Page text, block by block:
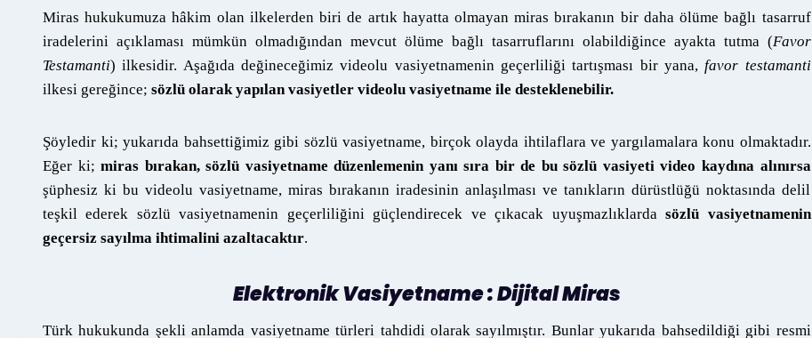
Miras hukukumuza hâkim olan ilkelerden biri de artık hayatta olmayan miras bırakanın bir daha ölüme bağlı tasarruf
iradelerini açıklaması mümkün olmadığından mevcut ölüme bağlı tasarruflarını olabildiğince ayakta tutma (Favor
Testamanti) ilkesidir. Aşağıda değineceğimiz videolu vasiyetnamenin geçerliliği tartışması bir yana,favor testamanti
ilkesi gereğince; sözlü olarak yapılan vasiyetler videolu vasiyetname ile desteklenebilir.
Şöyledir ki; yukarıda bahsettiğimiz gibi sözlü vasiyetname, birçok olayda ihtilaflara ve yargılamalara konu olmaktadır.
Eğer ki;miras bırakan, sözlü vasiyetname düzenlemenin yanı sıra bir de bu sözlü vasiyeti video kaydına alınırsa
şüphesiz ki bu videolu vasiyetname, miras bırakanın iradesinin anlaşılması ve tanıkların dürüstlüğü noktasında delil
teşkil ederek sözlü vasiyetnamenin geçerliliğini güçlendirecek ve çıkacak uyuşmazlıklardasözlü vasiyetnamenin
geçersiz sayılma ihtimalini azaltacaktır.
Elektronik Vasiyetname : Dijital Miras
Türk hukukunda şekli anlamda vasiyetname türleri tahdidi olarak sayılmıştır. Bunlar yukarıda bahsedildiği gibi resmi